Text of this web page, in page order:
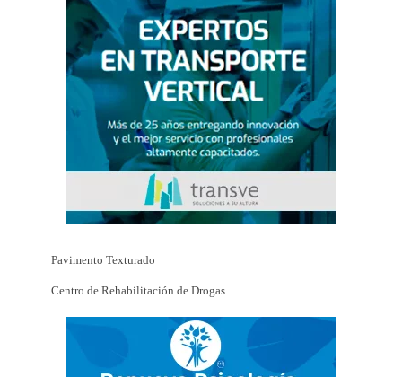
Pavimento Texturado
Centro de Rehabilitación de Drogas